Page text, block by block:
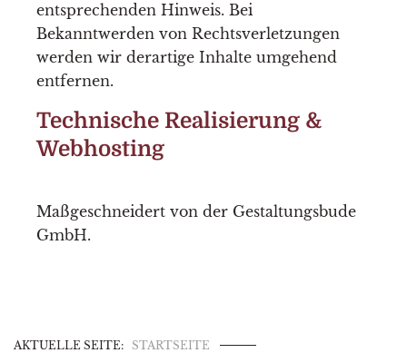
entsprechenden Hinweis. Bei
Bekanntwerden von Rechtsverletzungen
werden wir derartige Inhalte umgehend
entfernen.
Technische Realisierung &
Webhosting
Maßgeschneidert von der Gestaltungsbude
GmbH.
AKTUELLE SEITE: STARTSEITE